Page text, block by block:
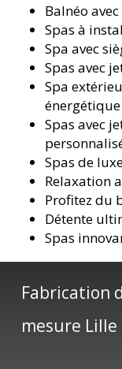
Balnéo
Spas à
Spa avec
Spas avec
Spa
énergétique
Spas avec
Spas de
Relaxation
Profitez du
Détente
Spas
Fabrication
mesure Lille